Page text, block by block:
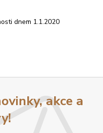
dnem 1.1.2020
akce a